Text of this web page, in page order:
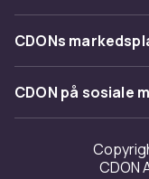
Tilbakekallinger
Varemerker
Om oss
Kundeanmeldelser
Jobbe på CDON
Investor relations
CDONs
Merchant Help
CDON på sosiale
CDON